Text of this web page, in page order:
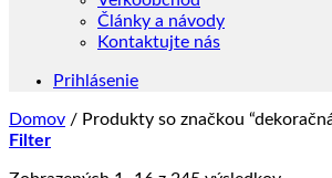
Články a návody
Kontaktujte nás
Prihlásenie
Domov / Produkty so značkou
Filter